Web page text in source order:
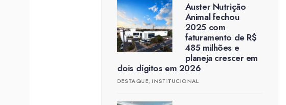
Auster Nutrição
Animal fechou
2025 com
faturamento de R$
485 milhões e
planeja crescer em
dois dígitos em 2026
DESTAQUE,INSTITUCIONAL